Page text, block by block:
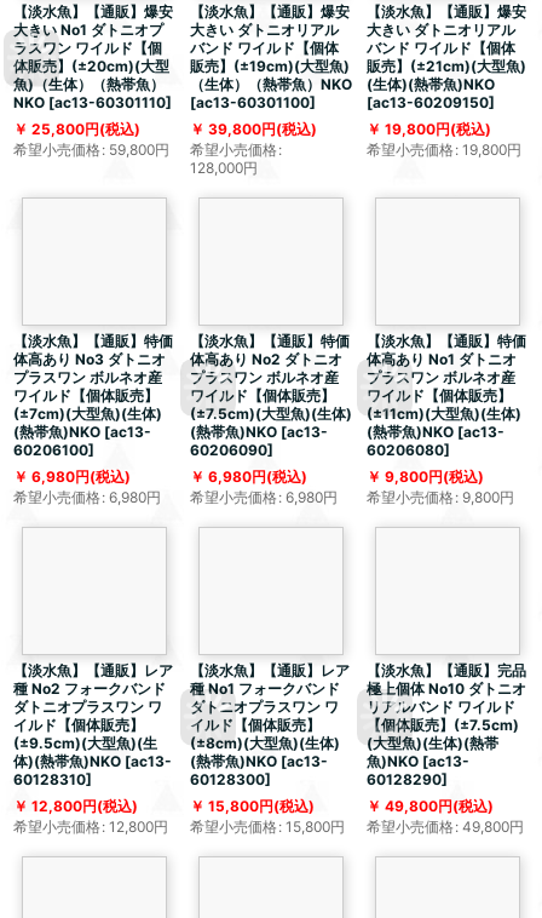
【淡水魚】【通販】爆安
大きい No1 ダトニオプ
ラスワン ワイルド【個
体販売】(±20cm)(大型
魚)（生体）（熱帯魚）
NKO [ac13-60301110]
25,800円(税込)
希望小売価格: 59,800円
【淡水魚】【通販】爆安
大きい ダトニオリアル
バンド ワイルド【個体
販売】(±19cm)(大型魚)
（生体）（熱帯魚）NKO
[ac13-60301100]
39,800円(税込)
希望小売価格:
128,000円
【淡水魚】【通販】爆安
大きい ダトニオリアル
バンド ワイルド【個体
販売】(±21cm)(大型魚)
(生体)(熱帯魚)NKO
[ac13-60209150]
19,800円(税込)
希望小売価格: 19,800円
【淡水魚】【通販】特価
体高あり No3 ダトニオ
プラスワン ボルネオ産
ワイルド【個体販売】
(±7cm)(大型魚)(生体)
(熱帯魚)NKO [ac13-
60206100]
6,980円(税込)
希望小売価格: 6,980円
【淡水魚】【通販】特価
体高あり No2 ダトニオ
プラスワン ボルネオ産
ワイルド【個体販売】
(±7.5cm)(大型魚)(生体)
(熱帯魚)NKO [ac13-
60206090]
6,980円(税込)
希望小売価格: 6,980円
【淡水魚】【通販】特価
体高あり No1 ダトニオ
プラスワン ボルネオ産
ワイルド【個体販売】
(±11cm)(大型魚)(生体)
(熱帯魚)NKO [ac13-
60206080]
9,800円(税込)
希望小売価格: 9,800円
【淡水魚】【通販】レア
種 No2 フォークバンド
ダトニオプラスワン ワ
イルド【個体販売】
(±9.5cm)(大型魚)(生
体)(熱帯魚)NKO [ac13-
60128310]
12,800円(税込)
希望小売価格: 12,800円
【淡水魚】【通販】レア
種 No1 フォークバンド
ダトニオプラスワン ワ
イルド【個体販売】
(±8cm)(大型魚)(生体)
(熱帯魚)NKO [ac13-
60128300]
15,800円(税込)
希望小売価格: 15,800円
【淡水魚】【通販】完品
極上個体 No10 ダトニオ
リアルバンド ワイルド
【個体販売】(±7.5cm)
(大型魚)(生体)(熱帯
魚)NKO [ac13-
60128290]
49,800円(税込)
希望小売価格: 49,800円